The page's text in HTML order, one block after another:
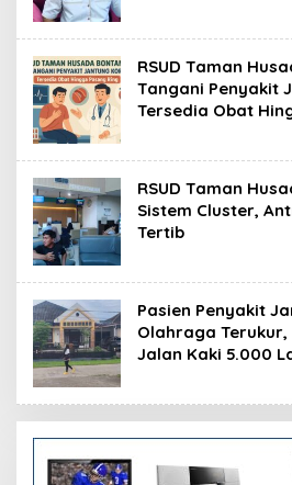
RSUD Taman
Tangani Penyakit
Tersedia Obat
RSUD Taman
Sistem Cluster,
Tertib
Pasien Penyakit
Olahraga
Jalan Kaki 5.000